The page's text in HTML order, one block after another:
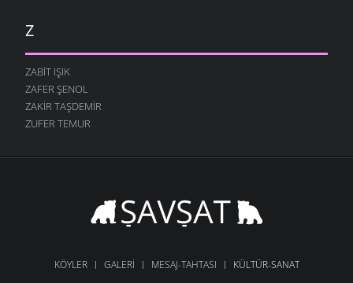
Z
ZABIT IŞIK
ZAFER ŞENOL
ZAKIR TAŞDEMIR
ZUFER TEMUR
KÖYLER GALERI MESAJ-TAHTASI
KÜLTÜR-SANAT